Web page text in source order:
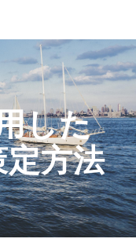
した
方法
貢献
策定方法
明を創出する方法